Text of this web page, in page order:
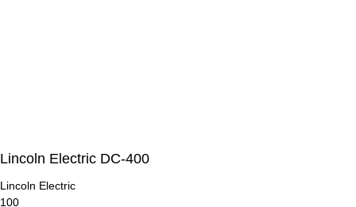
Lincoln Electric DC-400
Lincoln Electric
100